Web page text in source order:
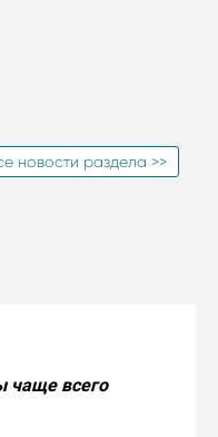
новости раздела >>
чаще всего